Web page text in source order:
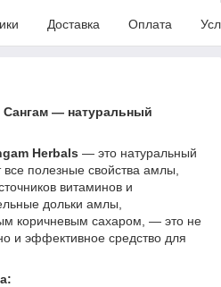
Доставка Оплата
Сангам — натуральный
Herbals — это натуральный
все полезные свойства амлы,
витаминов и
дольки амлы,
коричневым сахаром, — это не
и эффективное средство для